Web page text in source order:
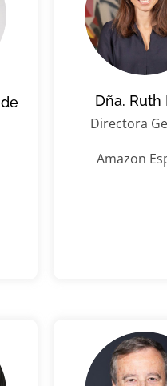
Dña. Ruth
Directora
Amazon